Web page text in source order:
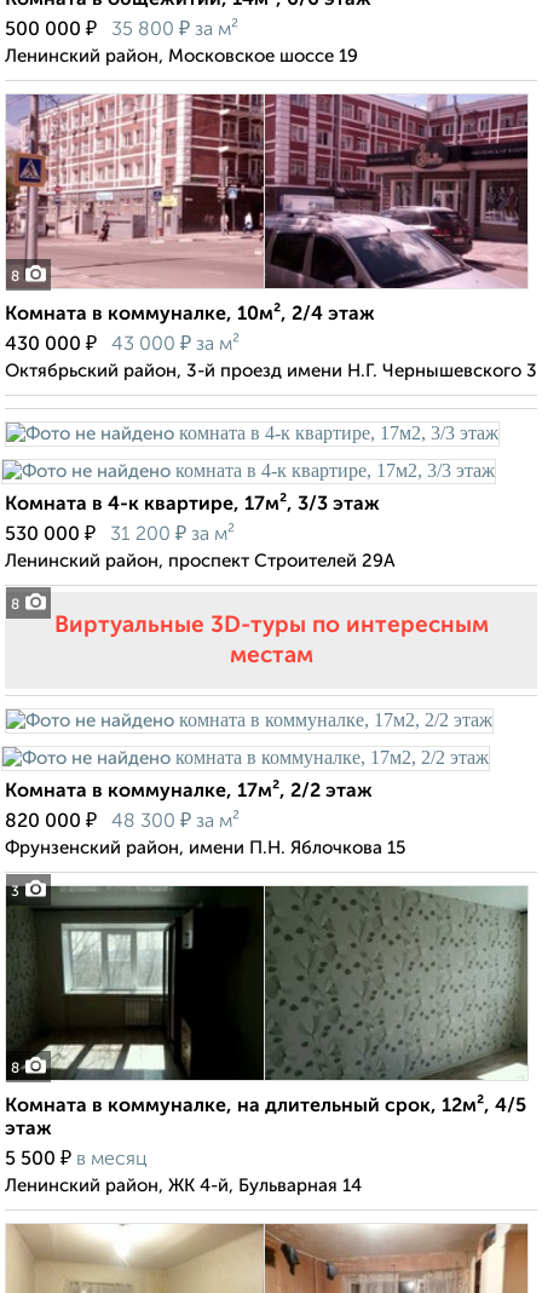
500 000 ₽ 35 800 ₽ за м²
Ленинский район, Московское шоссе 19
8
Комната в коммуналке, 10м², 2/4 этаж
430 000 ₽ 43 000 ₽ за м²
Октябрьский район, 3-й проезд имени Н.Г. Чернышевского 3
8
Комната в 4-к квартире, 17м², 3/3 этаж
530 000 ₽ 31 200 ₽ за м²
Ленинский район, проспект Строителей 29А
Виртуальные 3D-туры по интересным
местам
3
Комната в коммуналке, 17м², 2/2 этаж
820 000 ₽ 48 300 ₽ за м²
Фрунзенский район, имени П.Н. Яблочкова 15
8
Комната в коммуналке, на длительный срок, 12м², 4/5
этаж
5 500 ₽ в месяц
Ленинский район, ЖК 4-й, Бульварная 14